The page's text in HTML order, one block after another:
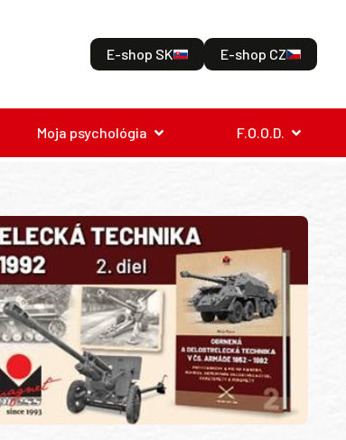
E-shop SK E-shop CZ
Moja psychológia F.O.O.D.